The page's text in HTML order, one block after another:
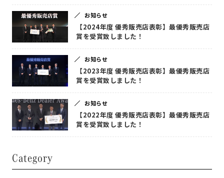
お知らせ
【2024年度 優秀販売店表彰】最優秀販売店
賞を受賞致しました！
お知らせ
【2023年度 優秀販売店表彰】最優秀販売店
賞を受賞致しました！
お知らせ
【2022年度 優秀販売店表彰】最優秀販売店
賞を受賞致しました！
Category